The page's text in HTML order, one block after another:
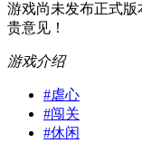
游戏尚未发布正式
贵意见！
游戏介绍
#虐心
#闯关
#休闲